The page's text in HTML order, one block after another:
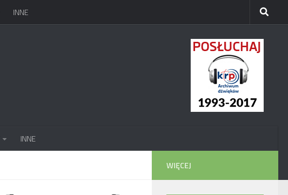
INNE
INNE
WIĘCEJ